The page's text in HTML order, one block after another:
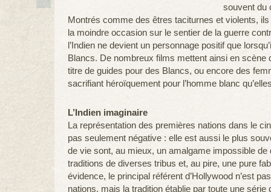
souvent du
Montrés comme des êtres taciturnes et violents, ils
la moindre occasion sur le sentier de la guerre
l’Indien ne devient un personnage positif que
Blancs. De nombreux films mettent ainsi en scène
titre de guides pour des Blancs, ou encore des
sacrifiant héroïquement pour l’homme blanc
L’Indien imaginaire
La représentation des premières nations dans le
pas seulement négative : elle est aussi le plus
de vie sont, au mieux, un amalgame impossible de
traditions de diverses tribus et, au pire, une pure
évidence, le principal référent d’Hollywood n’est
nations, mais la tradition établie par toute une